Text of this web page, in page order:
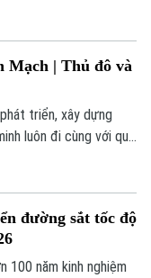
Mạch | Thủ đô và
triển, xây dựng
luôn đi cùng với quy
biến đổi khí hậu.
đường sắt tốc độ
100 năm kinh nghiệm